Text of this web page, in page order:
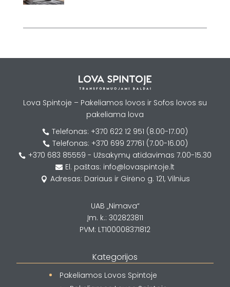
Lova Spintoje – Pakeliamos lovos ir Sofos lovos su
pakeliama lova
 Telefonas: +370 622 12 951 (8.00-17.00)
 Telefonas: +370 699 27761 (7.00-16.00)
 +370 683 85559 - Užsakymų atidavimas 7.00-15.30
 El. paštas: info@lovaspintoje.lt
 Adresas: Dariaus ir Girėno g. 121, Vilnius
UAB „Nimava“
Įm. k.: 302823811
PVM: LT100008371812
Kategorijos
Pakeliamos Lovos Spintoje